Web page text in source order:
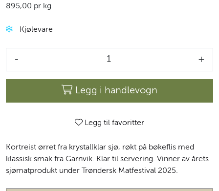
895,00 pr kg
Kjølevare
- +
Legg i handlevogn
Legg til favoritter
Kortreist ørret fra krystallklar sjø, røkt på bøkeflis med
klassisk smak fra Garnvik. Klar til servering. Vinner av årets
sjømatprodukt under Trøndersk Matfestival 2025.